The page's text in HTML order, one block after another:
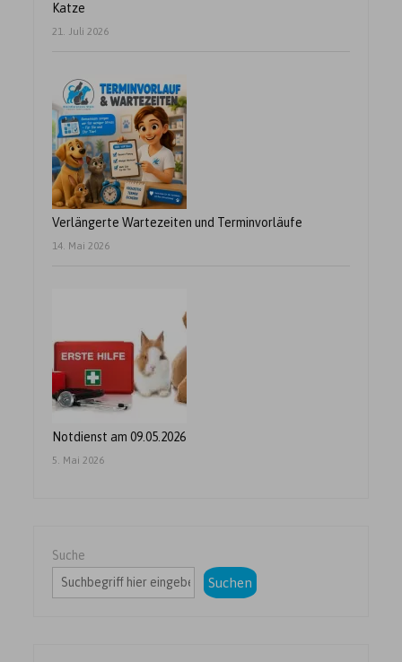
Katze
21. Juli 2026
Verlängerte Wartezeiten und Terminvorläufe
14. Mai 2026
Notdienst am 09.05.2026
5. Mai 2026
Suche
Suchen